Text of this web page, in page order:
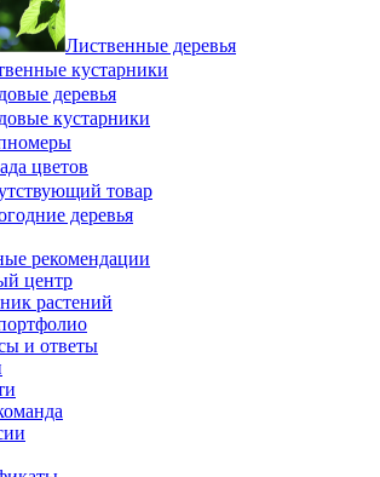
Лиственные деревья
кустарники
деревья
кустарники
цветов
товар
деревья
рекомендации
центр
растений
и ответы